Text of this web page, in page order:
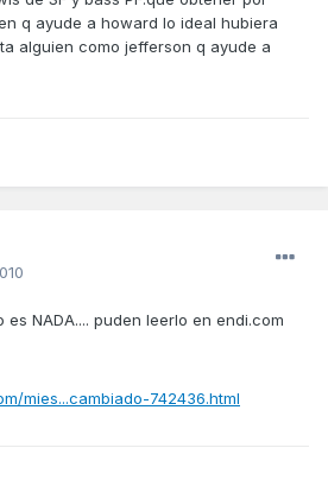
q ayude a howard lo ideal hubiera
alguien como jefferson q ayude a
NADA.... puden leerlo en endi.com
mies...cambiado-742436.html